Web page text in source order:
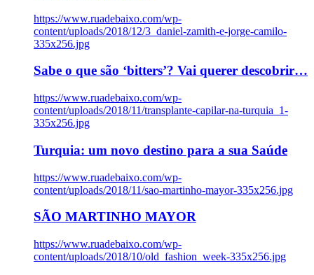
https://www.ruadebaixo.com/wp-
content/uploads/2018/12/3_daniel-zamith-e-jorge-camilo-
335x256.jpg
Sabe o que são ‘bitters’? Vai querer descobrir…
https://www.ruadebaixo.com/wp-
content/uploads/2018/11/transplante-capilar-na-turquia_1-
335x256.jpg
Turquia: um novo destino para a sua Saúde
https://www.ruadebaixo.com/wp-
content/uploads/2018/11/sao-martinho-mayor-335x256.jpg
SÃO MARTINHO MAYOR
https://www.ruadebaixo.com/wp-
content/uploads/2018/10/old_fashion_week-335x256.jpg